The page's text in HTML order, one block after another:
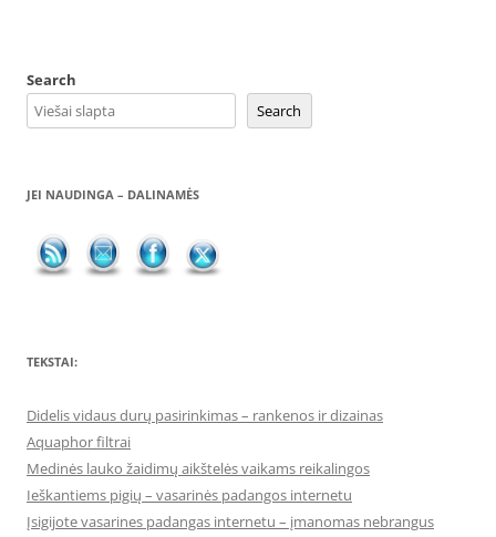
Search
Search
JEI NAUDINGA – DALINAMĖS
TEKSTAI:
Didelis vidaus durų pasirinkimas – rankenos ir dizainas
Aquaphor filtrai
Medinės lauko žaidimų aikštelės vaikams reikalingos
Ieškantiems pigių – vasarinės padangos internetu
Įsigijote vasarines padangas internetu – įmanomas nebrangus